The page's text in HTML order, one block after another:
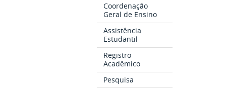
Coordenação
Geral de Ensino
Assistência
Estudantil
Registro
Acadêmico
Pesquisa